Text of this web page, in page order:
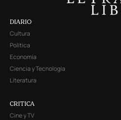
DIARIO
Cultura
Política
Economía
Ciencia y Tecnología
Literatura
CRITICA
Cine y TV